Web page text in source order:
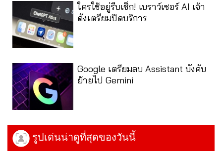
ใครใช้อยู่รีบเช็ก! เบราว์เซอร์ AI เจ้า
ดังเตรียมปิดบริการ
Google เตรียมลบ Assistant บังคับ
ย้ายไป Gemini
รูปเด่นน่าดูที่สุดของวันนี้